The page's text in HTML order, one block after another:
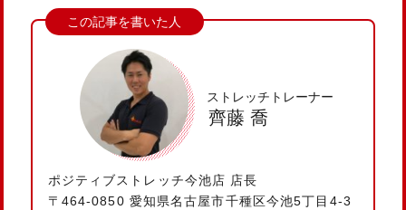
ストレッチトレーナー
齊藤 喬
ポジティブストレッチ今池店 店長
〒464-0850 愛知県名古屋市千種区今池5丁目4-3